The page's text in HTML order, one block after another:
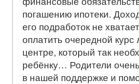
погашению ипотеки.
его подработок не
оплатить очередной курс
центре, который так
ребёнку… Родители
в нашей поддержке и